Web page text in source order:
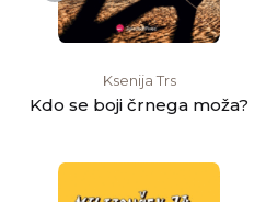
Ksenija Trs
Kdo se boji črnega moža?